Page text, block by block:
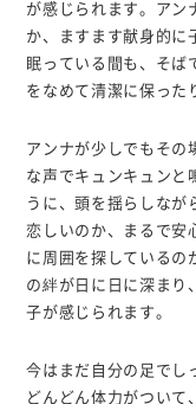
が感じられます。アン
か、ますます献身的に
眠っている間も、そば
をなめて清潔に保った
アンナが少しでもその
な声でキュンキュンと
うに、頭を揺らしなが
恋しいのか、まるで安
に周囲を探しているの
の絆が日に日に深まり
子が感じられます。
今はまだ自分の足でし
どんどん体力がついて